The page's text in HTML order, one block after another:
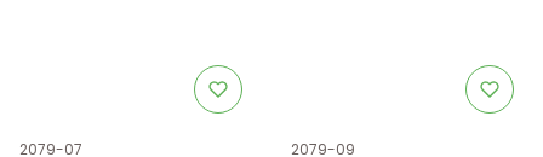
Kod produktu
2079-07 Kod produktu
2079-09